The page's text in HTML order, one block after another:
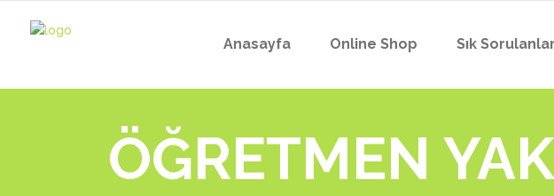
Anasayfa Online Shop Sık Sorulanlar
ÖĞRETMEN